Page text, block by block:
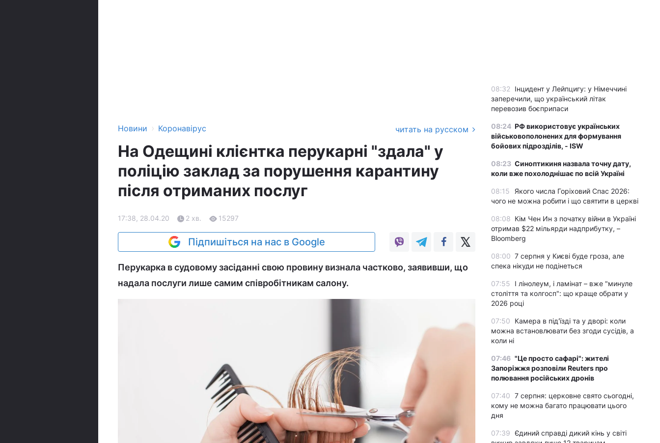
Новини › Коронавірус читать на русском
На Одещині клієнтка перукарні "здала" у
поліцію заклад за порушення карантину
після отриманих послуг
17:38, 28.04.20 2 хв. 15297
Підпишіться на нас в Google
Перукарка в судовому засіданні свою провину визнала частково, заявивши, що
надала послуги лише самим співробітникам салону.
08:32
Інцидент у Лейпцигу: у Німеччині
заперечили, що український літак
перевозив боєприпаси
08:24 РФ використовує українських
військовополонених для формування
бойових підрозділів, - ISW
08:23 Синоптикиня назвала точну дату,
коли вже похолоднішає по всій Україні
08:15
Якого числа Горіховий Спас 2026:
чого не можна робити і що святити в церкві
08:08 Кім Чен Ин з початку війни в Україні
отримав $22 мільярди надприбутку, –
Bloomberg
08:00 7 серпня у Києві буде гроза, але
спека нікуди не подінеться
07:55
І лінолеум, і ламінат – вже "минуле
століття та колгосп": що краще обрати у
2026 році
07:50
Камера в під'їзді та у дворі: коли
можна встановлювати без згоди сусідів, а
коли ні
07:46 "Це просто сафарі": жителі
Запоріжжя розповіли Reuters про
полювання російських дронів
07:40 7 серпня: церковне свято сьогодні,
кому не можна багато працювати цього
дня
07:39 Єдиний справді дикий кінь у світі